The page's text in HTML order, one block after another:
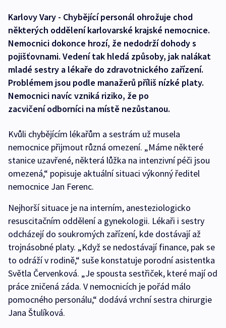
Karlovy Vary - Chybějící personál ohrožuje chod
některých oddělení karlovarské krajské nemocnice.
Nemocnici dokonce hrozí, že nedodrží dohody s
pojišťovnami. Vedení tak hledá způsoby, jak nalákat
mladé sestry a lékaře do zdravotnického zařízení.
Problémem jsou podle manažerů příliš nízké platy.
Nemocnici navíc vzniká riziko, že po
zacvičení odborníci na místě nezůstanou.
Kvůli chybějícím lékařům a sestrám už musela
nemocnice přijmout různá omezení. „Máme některé
stanice uzavřené, některá lůžka na intenzivní péči jsou
omezená,“ popisuje aktuální situaci výkonný ředitel
nemocnice Jan Ferenc.
Nejhorší situace je na interním, anesteziologicko
resuscitačním oddělení a gynekologii. Lékaři i sestry
odcházejí do soukromých zařízení, kde dostávají až
trojnásobné platy. „Když se nedostávají finance, pak se
to odráží v rodině,“ suše konstatuje porodní asistentka
Světla Červenková. „Je spousta sestřiček, které mají od
práce zničená záda. V nemocnicích je pořád málo
pomocného personálu,“ dodává vrchní sestra chirurgie
Jana Štulíková.